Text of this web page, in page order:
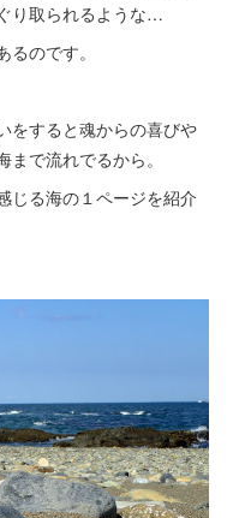
り取られるような…
のです。
をすると魂からの喜びや
で流れでるから。
じる海の１ページを紹介